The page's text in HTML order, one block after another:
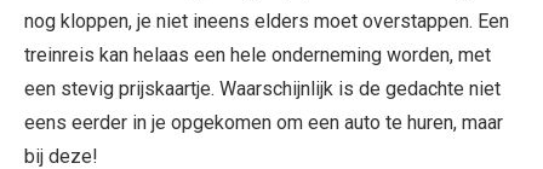
nog kloppen, je niet ineens elders moet overstappen. Een
treinreis kan helaas een hele onderneming worden, met
een stevig prijskaartje. Waarschijnlijk is de gedachte niet
eens eerder in je opgekomen om een auto te huren, maar
bij deze!